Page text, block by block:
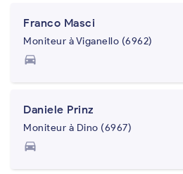
Franco Masci
Moniteur à Viganello (6962)
directions_car
Daniele Prinz
Moniteur à Dino (6967)
directions_car